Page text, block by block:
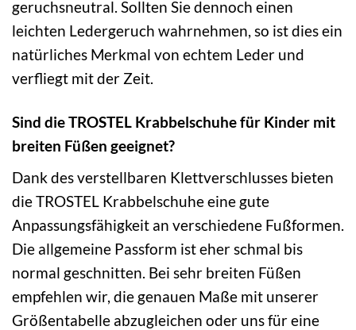
geruchsneutral. Sollten Sie dennoch einen
leichten Ledergeruch wahrnehmen, so ist dies ein
natürliches Merkmal von echtem Leder und
verfliegt mit der Zeit.
Sind die TROSTEL Krabbelschuhe für Kinder mit
breiten Füßen geeignet?
Dank des verstellbaren Klettverschlusses bieten
die TROSTEL Krabbelschuhe eine gute
Anpassungsfähigkeit an verschiedene Fußformen.
Die allgemeine Passform ist eher schmal bis
normal geschnitten. Bei sehr breiten Füßen
empfehlen wir, die genauen Maße mit unserer
Größentabelle abzugleichen oder uns für eine